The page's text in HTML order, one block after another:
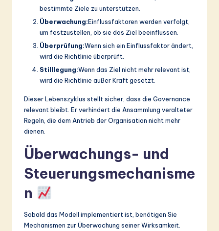
bestimmte Ziele zu unterstützen.
Überwachung:Einflussfaktoren werden verfolgt,
um festzustellen, ob sie das Ziel beeinflussen.
Überprüfung:Wenn sich ein Einflussfaktor ändert,
wird die Richtlinie überprüft.
Stilllegung:Wenn das Ziel nicht mehr relevant ist,
wird die Richtlinie außer Kraft gesetzt.
Dieser Lebenszyklus stellt sicher, dass die Governance
relevant bleibt. Er verhindert die Ansammlung veralteter
Regeln, die dem Antrieb der Organisation nicht mehr
dienen.
Überwachungs- und
Steuerungsmechanisme
n
Sobald das Modell implementiert ist, benötigen Sie
Mechanismen zur Überwachung seiner Wirksamkeit.